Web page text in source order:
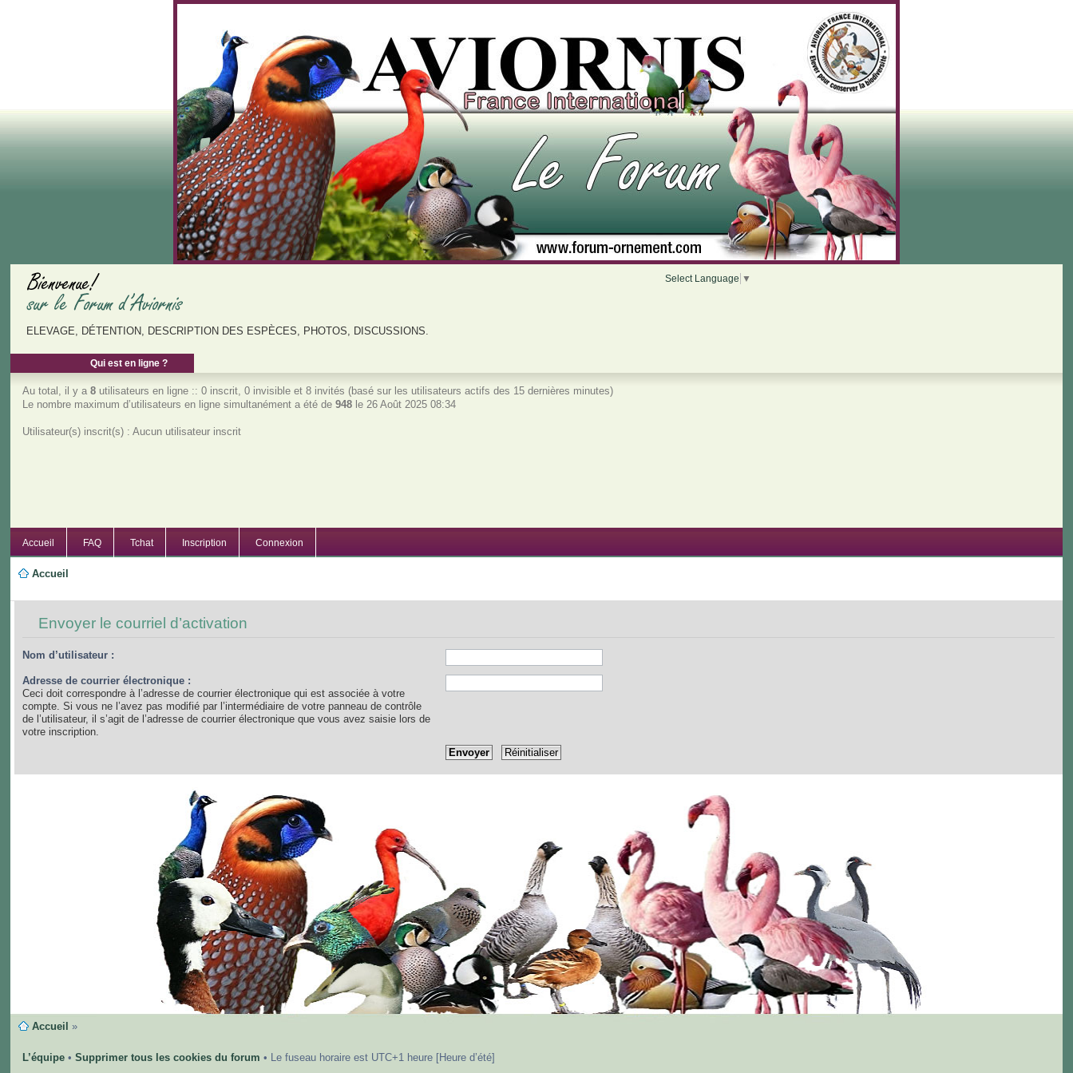
Select Language ▼
ELEVAGE, DÉTENTION, DESCRIPTION DES ESPÈCES, PHOTOS, DISCUSSIONS.
Qui est en ligne ?
Au total, il y a8 utilisateurs en ligne :: 0 inscrit, 0 invisible et 8 invités (basé sur les utilisateurs actifs des 15 dernières minutes)
Le nombre maximum d’utilisateurs en ligne simultanément a été de948 le 26 Août 2025 08:34
Utilisateur(s) inscrit(s) : Aucun utilisateur inscrit
Accueil FAQ Tchat Inscription Connexion
Accueil
Envoyer le courriel d’activation
Nom d’utilisateur :
Adresse de courrier électronique :
Ceci doit correspondre à l’adresse de courrier électronique qui est associée à votre
compte. Si vous ne l’avez pas modifié par l’intermédiaire de votre panneau de contrôle
de l’utilisateur, il s’agit de l’adresse de courrier électronique que vous avez saisie lors de
votre inscription.
Accueil »
L’équipe •Supprimer tous les cookies du forum • Le fuseau horaire est UTC+1 heure [Heure d’été]